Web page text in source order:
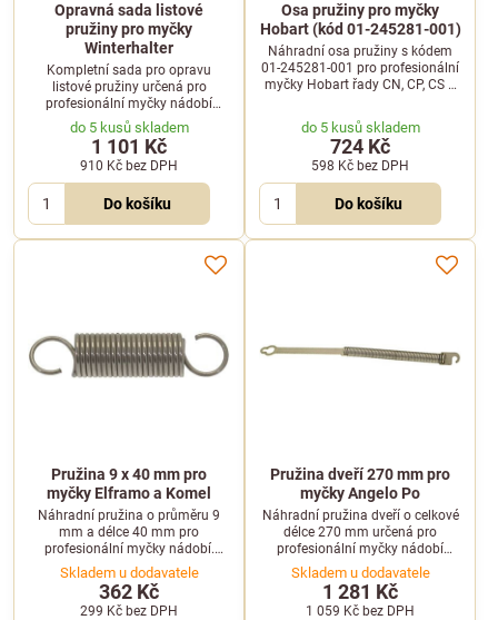
Opravná sada listové
pružiny pro myčky
Winterhalter
Kompletní sada pro opravu
listové pružiny určená pro
profesionální myčky nádobí
Winterhalter řady GS a UC. Ideální
pro rychlý servis dveřního
mechanismu.
do 5 kusů skladem
1 101 Kč
910 Kč bez DPH
Do košíku
Osa pružiny pro myčky
Hobart (kód 01-245281-001)
Náhradní osa pružiny s kódem
01-245281-001 pro profesionální
myčky Hobart řady CN, CP, CS a
pružiny.
do 5 kusů skladem
724 Kč
598 Kč bez DPH
Do košíku
Pružina 9 x 40 mm pro
myčky Elframo a Komel
Náhradní pružina o průměru 9
mm a délce 40 mm pro
profesionální myčky nádobí.
Vhodná pro vybrané modely
značek Elframo a Komel.
Skladem u dodavatele
362 Kč
299 Kč bez DPH
Pružina dveří 270 mm pro
myčky Angelo Po
Náhradní pružina dveří o celkové
délce 270 mm určená pro
profesionální myčky nádobí
Angelo Po řady KD a N. Zajišťuje
bezpečné dovírání dveří.
Skladem u dodavatele
1 281 Kč
1 059 Kč bez DPH